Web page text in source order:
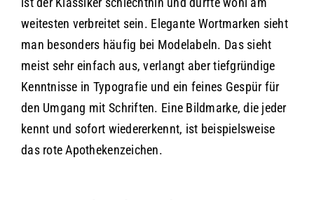
ist der Klassiker schlechthin und dürfte wohl am
weitesten verbreitet sein. Elegante Wortmarken sieht
man besonders häufig bei Modelabeln. Das sieht
meist sehr einfach aus, verlangt aber tiefgründige
Kenntnisse in Typografie und ein feines Gespür für
den Umgang mit Schriften. Eine Bildmarke, die jeder
kennt und sofort wiedererkennt, ist beispielsweise
das rote Apothekenzeichen.